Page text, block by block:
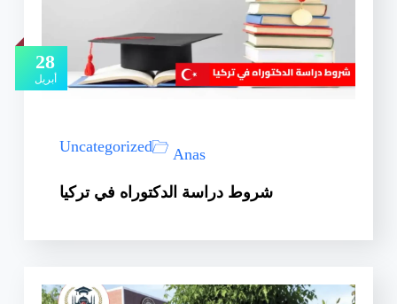
28
أبريل
Anas
Uncategorized
شروط دراسة الدكتوراه في تركيا